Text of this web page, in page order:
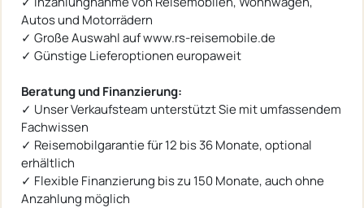
Autos und Motorrädern
✓ Große Auswahl auf www.rs-reisemobile.de
✓ Günstige Lieferoptionen europaweit
Beratung und Finanzierung:
✓ Unser Verkaufsteam unterstützt Sie mit umfassendem
Fachwissen
✓ Reisemobilgarantie für 12 bis 36 Monate, optional
erhältlich
✓ Flexible Finanzierung bis zu 150 Monate, auch ohne
Anzahlung möglich